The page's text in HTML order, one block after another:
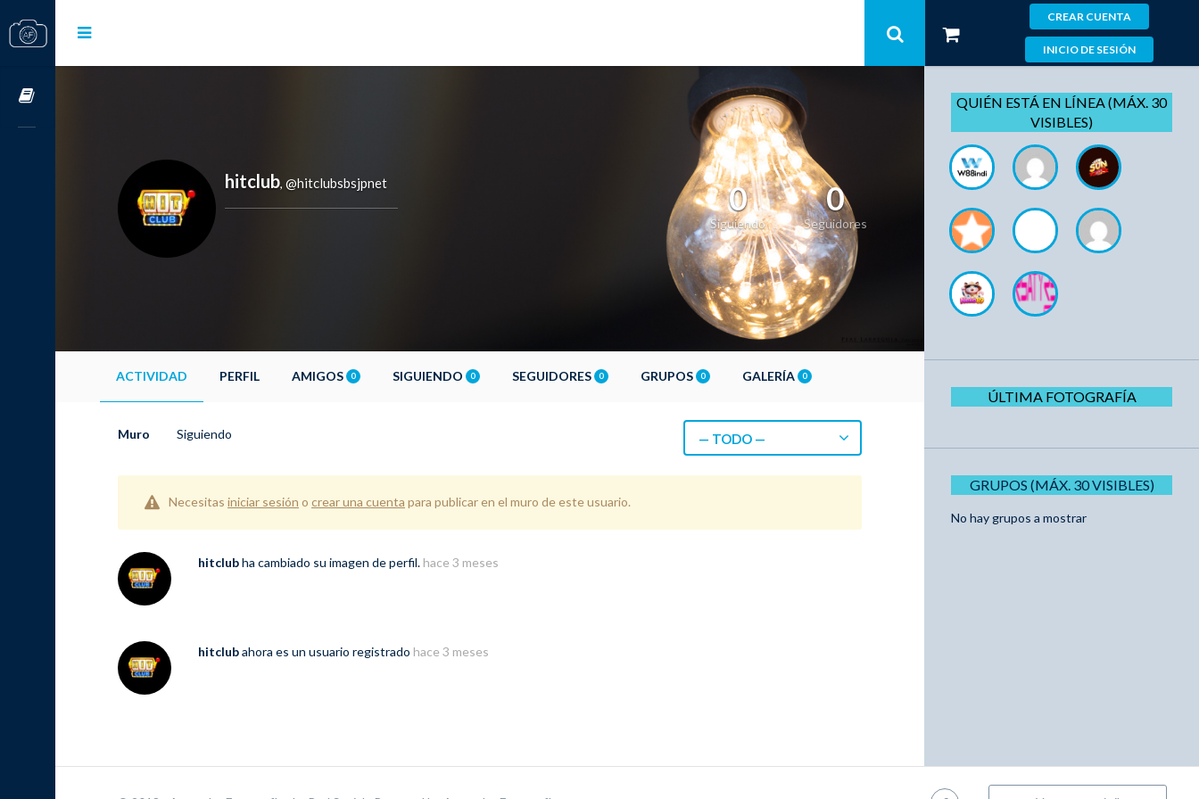
CREAR CUENTA
INICIO DE SESIÓN
hitclub, @hitclubsbsjpnet 0
Siguiendo
0
Seguidores
ACTIVIDAD PERFIL AMIGOS 0 SIGUIENDO 0 SEGUIDORES 0 GRUPOS 0 GALERÍA 0
Muro Siguiendo — TODO —
Necesitas iniciar sesión o crear una cuenta para publicar en el muro de este usuario.
hitclubha cambiado su imagen de perfil. hace 3 meses
hitclubahora es un usuario registrado hace 3 meses
QUIÉN ESTÁ EN LÍNEA (MÁX. 30
VISIBLES)
ÚLTIMA FOTOGRAFÍA
GRUPOS (MÁX. 30 VISIBLES)
No hay grupos a mostrar